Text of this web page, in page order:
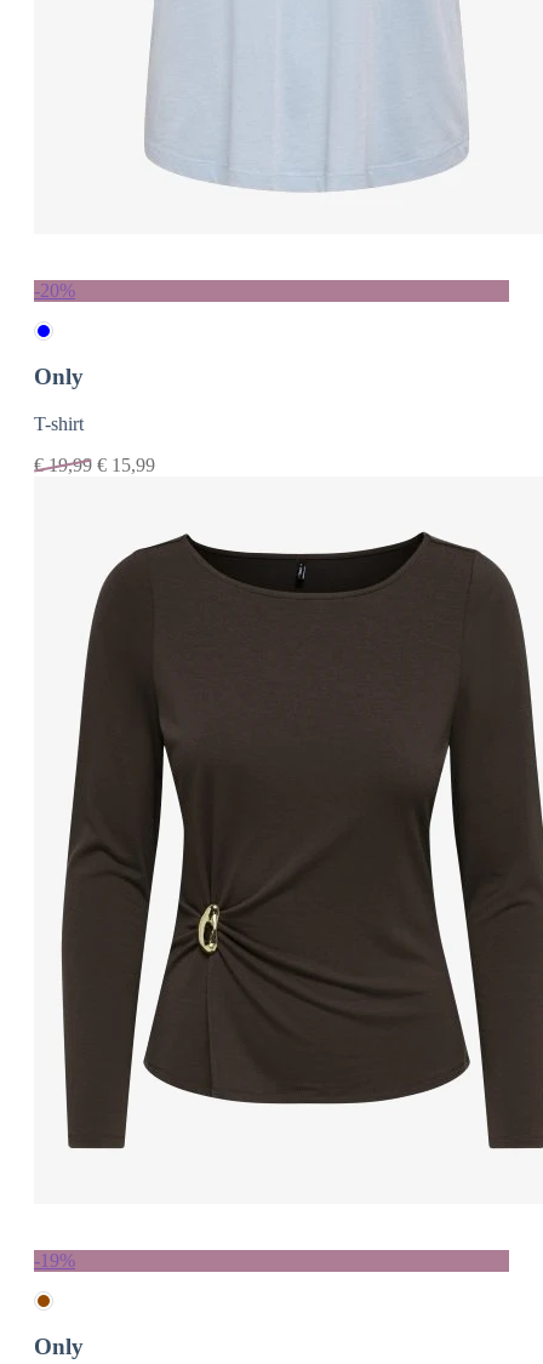
-20%
Only
T-shirt
€19,99 € 15,99
-19%
Only